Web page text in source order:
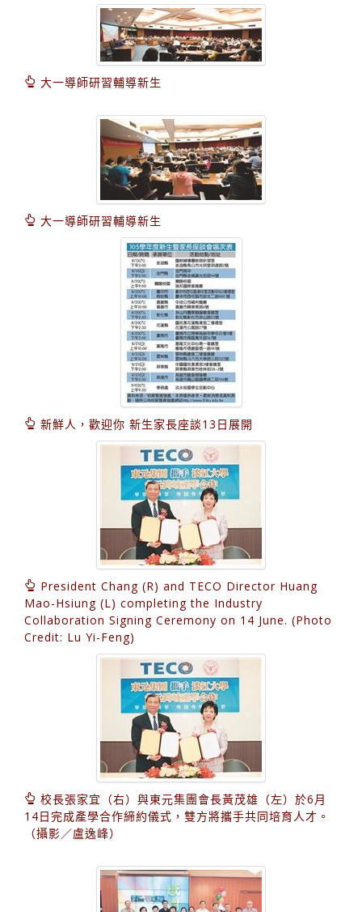
大一導師研習輔導新生
大一導師研習輔導新生
新鮮人，歡迎你 新生家長座談13日展開
President Chang (R) and TECO Director Huang
Mao-Hsiung (L) completing the Industry
Collaboration Signing Ceremony on 14 June. (Photo
Credit: Lu Yi-Feng)
校長張家宜（右）與東元集團會長黃茂雄（左）於6月
14日完成產學合作締約儀式，雙方將攜手共同培育人才。
（攝影／盧逸峰）